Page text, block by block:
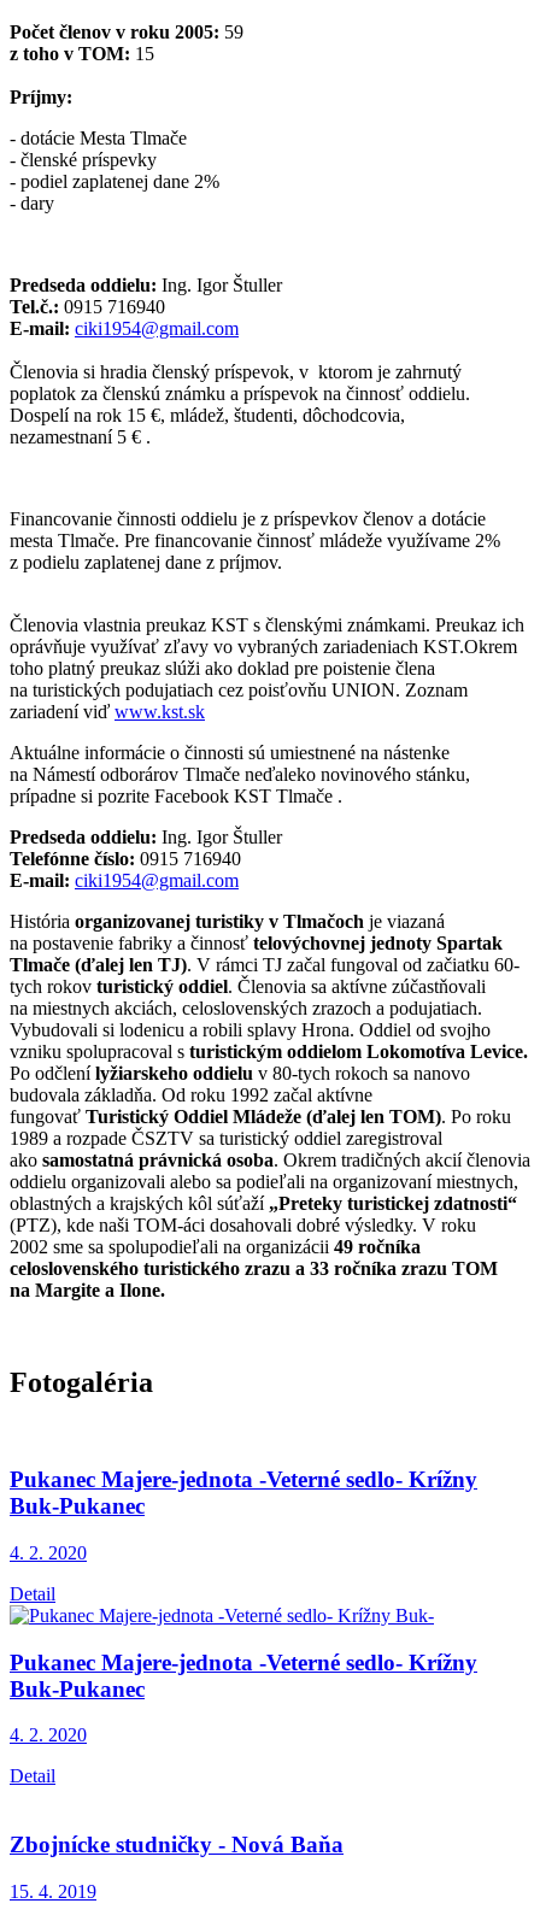
Počet členov v roku 2005: 59
z toho v TOM: 15
Príjmy:
- dotácie Mesta Tlmače
- členské príspevky
- podiel zaplatenej dane 2%
- dary
Predseda oddielu: Ing. Igor Štuller
Tel.č.: 0915 716940
E-mail: ciki1954@gmail.com
Členovia si hradia členský príspevok, v ktorom je zahrnutý
poplatok za členskú známku a príspevok na činnosť oddielu.
Dospelí na rok 15 €, mládež, študenti, dôchodcovia,
nezamestnaní 5 € .
Financovanie činnosti oddielu je z príspevkov členov a dotácie
mesta Tlmače. Pre financovanie činnosť mládeže využívame 2%
z podielu zaplatenej dane z príjmov.
Členovia vlastnia preukaz KST s členskými známkami. Preukaz ich
oprávňuje využívať zľavy vo vybraných zariadeniach KST.Okrem
toho platný preukaz slúži ako doklad pre poistenie člena
na turistických podujatiach cez poisťovňu UNION. Zoznam
zariadení viď www.kst.sk
Aktuálne informácie o činnosti sú umiestnené na nástenke
na Námestí odborárov Tlmače neďaleko novinového stánku,
prípadne si pozrite Facebook KST Tlmače .
Predseda oddielu: Ing. Igor Štuller
Telefónne číslo: 0915 716940
E-mail: ciki1954@gmail.com
História organizovanej turistiky v Tlmačoch je viazaná
na postavenie fabriky a činnosť telovýchovnej jednoty Spartak
Tlmače (ďalej len TJ). V rámci TJ začal fungoval od začiatku 60-
tych rokov turistický oddiel. Členovia sa aktívne zúčastňovali
na miestnych akciách, celoslovenských zrazoch a podujatiach.
Vybudovali si lodenicu a robili splavy Hrona. Oddiel od svojho
vzniku spolupracoval s turistickým oddielom Lokomotíva Levice.
Po odčlenílyžiarskeho oddielu v 80-tych rokoch sa nanovo
budovala základňa. Od roku 1992 začal aktívne
fungovať Turistický Oddiel Mládeže (ďalej len TOM). Po roku
1989 a rozpade ČSZTV sa turistický oddiel zaregistroval
ako samostatná právnická osoba. Okrem tradičných akcií členovia
oddielu organizovali alebo sa podieľali na organizovaní miestnych,
oblastných a krajských kôl súťaží„Preteky turistickej zdatnosti“
(PTZ), kde naši TOM-áci dosahovali dobré výsledky. V roku
2002 sme sa spolupodieľali na organizácii 49 ročníka
celoslovenského turistického zrazu a 33 ročníka zrazu TOM
na Margite a Ilone.
Fotogaléria
Pukanec Majere-jednota -Veterné sedlo- Krížny
Buk-Pukanec
4. 2. 2020
Detail
Pukanec Majere-jednota -Veterné sedlo- Krížny
Buk-Pukanec
4. 2. 2020
Detail
Zbojnícke studničky - Nová Baňa
15. 4. 2019